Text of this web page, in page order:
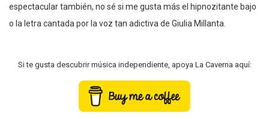
espectacular también, no sé si me gusta más el hipnozitante bajo
o la letra cantada por la voz tan adictiva de Giulia Millanta.
Si te gusta descubrir música independiente, apoya La Caverna aquí: